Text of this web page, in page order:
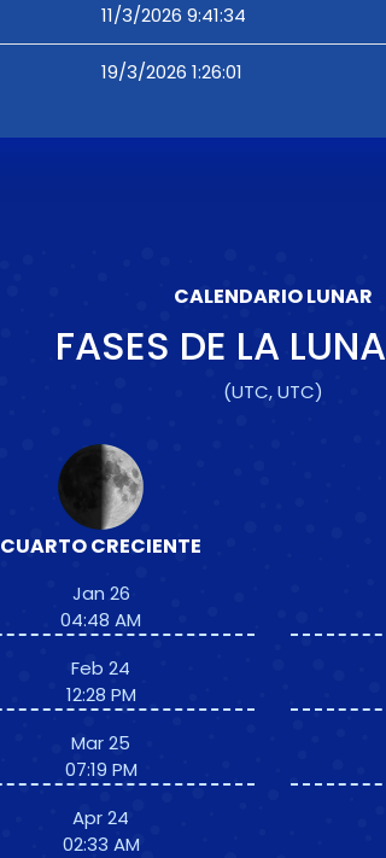
11/3/2026 9:41:34
19/3/2026 1:26:01
CALENDARIO LUNAR
FASES DE LA LUNA
(UTC, UTC)
CUARTO CRECIENTE
Jan 26
04:48 AM
Feb 24
12:28 PM
Mar 25
07:19 PM
Apr 24
02:33 AM